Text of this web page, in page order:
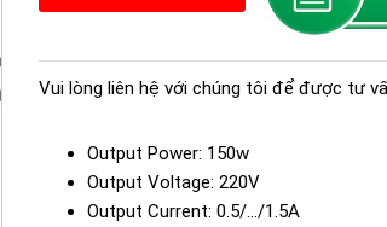
Vui lòng liên hệ với chúng tôi để được tư
Output Power: 150w
Output Voltage: 220V
Output Current: 0.5/.../1.5A